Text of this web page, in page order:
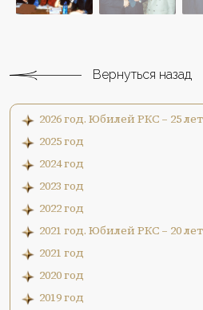
Вернуться назад
2026 год. Юбилей РКС – 25 лет
2025 год
2024 год
2023 год
2022 год
2021 год. Юбилей РКС – 20 лет
2021 год
2020 год
2019 год